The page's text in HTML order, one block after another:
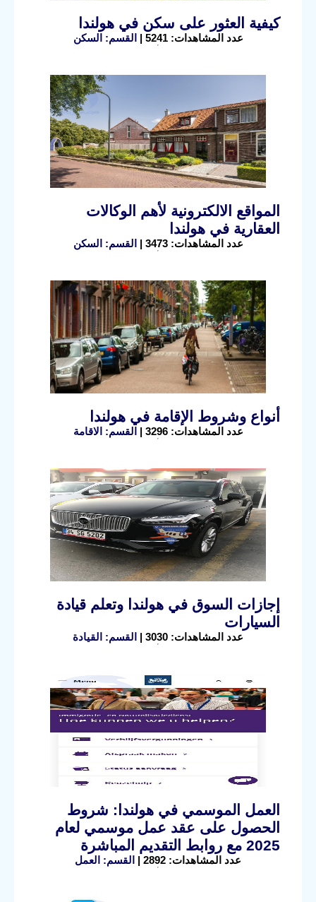
كيفية العثور على سكن في هولندا
عدد المشاهدات: 5241 | القسم: السكن
المواقع الالكترونية لأهم الوكالات
العقارية في هولندا
عدد المشاهدات: 3473 | القسم: السكن
أنواع وشروط الإقامة في هولندا
عدد المشاهدات: 3296 | القسم: الاقامة
إجازات السوق في هولندا وتعلم قيادة
السيارات
عدد المشاهدات: 3030 | القسم: القيادة
العمل الموسمي في هولندا: شروط
الحصول على عقد عمل موسمي لعام
2025 مع روابط التقديم المباشرة
عدد المشاهدات: 2892 | القسم: العمل